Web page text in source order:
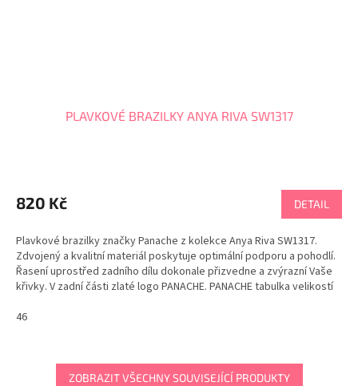
PLAVKOVÉ BRAZILKY ANYA RIVA SW1317
820 Kč DETAIL
Plavkové brazilky značky Panache z kolekce Anya Riva SW1317.
Zdvojený a kvalitní materiál poskytuje optimální podporu a pohodlí.
Řasení uprostřed zadního dílu dokonale přizvedne a zvýrazní Vaše
křivky. V zadní části zlaté logo PANACHE. PANACHE tabulka velikostí
46
ZOBRAZIT VŠECHNY SOUVISEJÍCÍ PRODUKTY